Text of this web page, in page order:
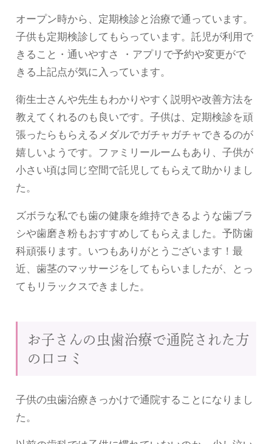
オープン時から、定期検診と治療で通っています。
子供も定期検診してもらっています。託児が利用で
きること・通いやすさ ・アプリで予約や変更がで
きる上記点が気に入っています。
衛生士さんや先生もわかりやすく説明や改善方法を
教えてくれるのも良いです。子供は、定期検診を頑
張ったらもらえるメダルでガチャガチャできるのが
嬉しいようです。ファミリールームもあり、子供が
小さい頃は同じ空間で託児してもらえて助かりまし
た。
ズボラな私でも歯の健康を維持できるような歯ブラ
シや歯磨き粉もおすすめしてもらえました。予防歯
科頑張ります。いつもありがとうございます！最
近、歯茎のマッサージをしてもらいましたが、とっ
てもリラックスできました。
お子さんの虫歯治療で通院された方
の口コミ
子供の虫歯治療きっかけで通院することになりまし
た。